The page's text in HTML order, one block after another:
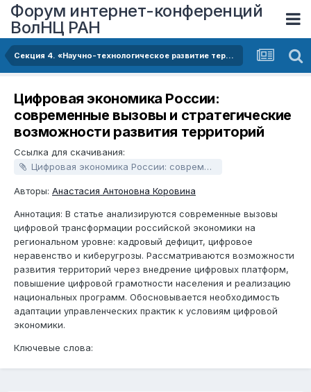
Форум интернет-конференций
ВолНЦ РАН
Секция 4. «Научно-технологическое развитие территорий: проблемы и перспективы»
Цифровая экономика России:
современные вызовы и стратегические
возможности развития территорий
Ссылка для скачивания:
Цифровая экономика России: современные вызовы и стратегические возможности развития территорий.docx
Авторы: Анастасия Антоновна Коровина
Аннотация: В статье анализируются современные вызовы
цифровой трансформации российской экономики на
региональном уровне: кадровый дефицит, цифровое
неравенство и киберугрозы. Рассматриваются возможности
развития территорий через внедрение цифровых платформ,
повышение цифровой грамотности населения и реализацию
национальных программ. Обосновывается необходимость
адаптации управленческих практик к условиям цифровой
экономики.
Ключевые слова: